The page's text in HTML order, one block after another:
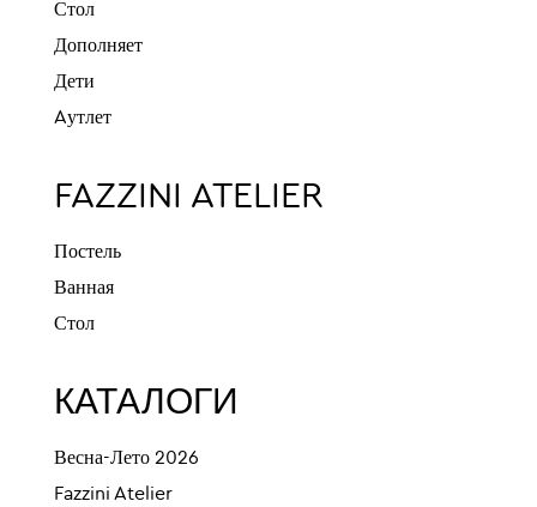
Стол
Дополняет
Дети
Aутлет
FAZZINI ATELIER
Постель
Ванная
Стол
КАТАЛОГИ
Весна-Лето 2026
Fazzini Atelier